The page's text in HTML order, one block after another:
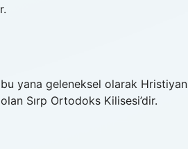
bu yana geleneksel olarak Hristiyan
Sırp Ortodoks Kilisesi’dir.